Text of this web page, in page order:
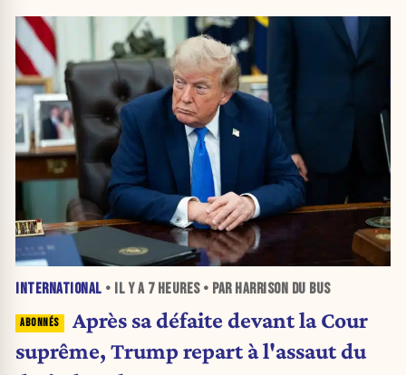
INTERNATIONAL • IL Y A 7 HEURES• PAR HARRISON DU BUS
Après sa défaite devant la Cour
suprême, Trump repart à l'assaut du